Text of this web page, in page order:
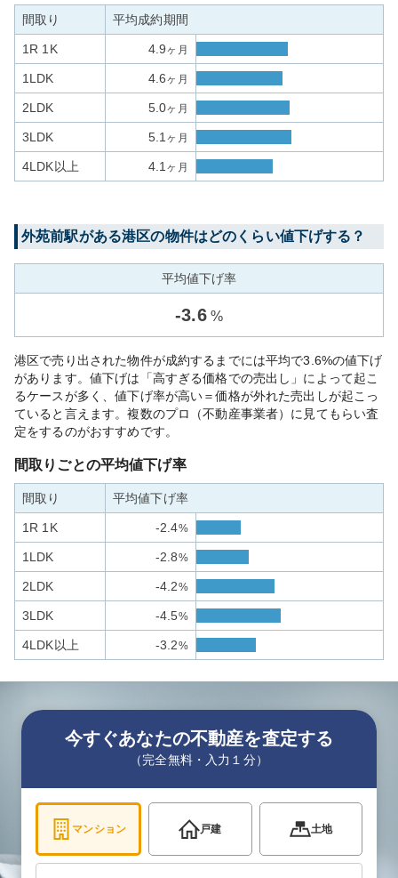
間取り 平均成約期間
1R 1K 4.9ヶ月
1LDK 4.6ヶ月
2LDK 5.0ヶ月
3LDK 5.1 ヶ月
4LDK以上 4.1 ヶ月
外苑前駅がある港区の物件はどのくらい値下げする？
平均値下げ率
-3.6 %
港区で売り出された物件が成約するまでには平均で3.6%の値下げ
があります。値下げは「高すぎる価格での売出し」によって起こ
るケースが多く、値下げ率が高い＝価格が外れた売出しが起こっ
ていると言えます。複数のプロ（不動産事業者）に見てもらい査
定をするのがおすすめです。
間取りごとの平均値下げ率
間取り 平均値下げ率
1R 1K -2.4%
1LDK -2.8%
2LDK -4.2%
3LDK -4.5%
4LDK以上 -3.2%
今すぐあなたの不動産を査定する
（完全無料・入力１分）
マンション 戸建 土地